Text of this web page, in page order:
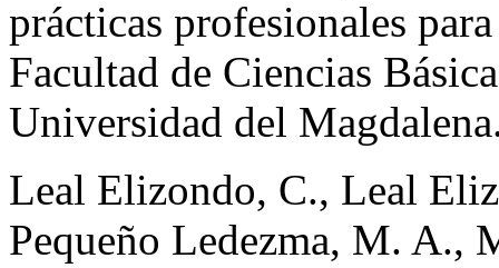
prácticas profesionales
Facultad de Ciencias
Universidad del
Leal Elizondo, C., Leal
Pequeño Ledezma, M. A.,